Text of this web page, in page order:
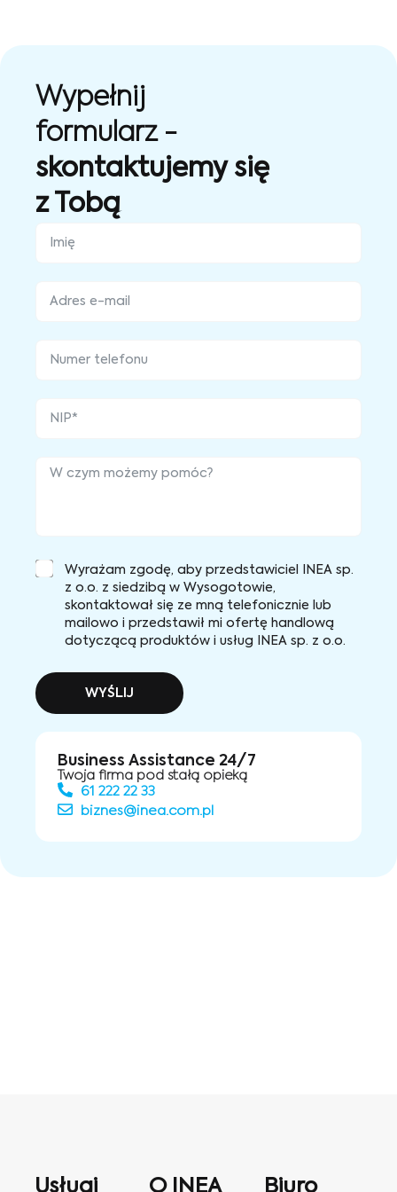
Wypełnij
formularz -
skontaktujemy się
z Tobą
Wyrażam zgodę, aby przedstawiciel INEA sp.
z o.o. z siedzibą w Wysogotowie,
skontaktował się ze mną telefonicznie lub
mailowo i przedstawił mi ofertę handlową
dotyczącą produktów i usług INEA sp. z o.o.
WYŚLIJ
Business Assistance 24/7
Twoja firma pod stałą opieką
61 222 22 33
biznes@inea.com.pl
Usługi O INEA Biuro